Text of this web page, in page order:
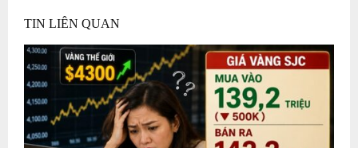
TIN LIÊN QUAN